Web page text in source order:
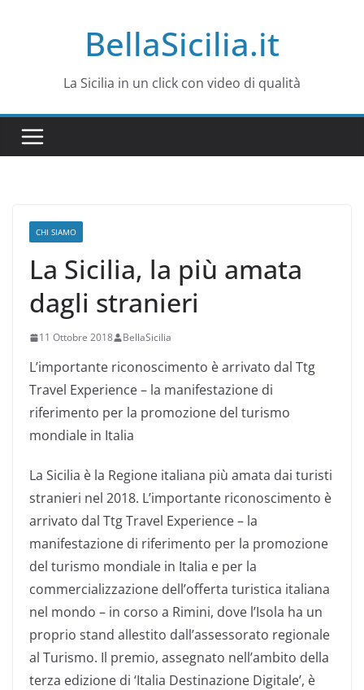
BellaSicilia.it
La Sicilia in un click con video di qualità
CHI SIAMO
La Sicilia, la più amata
dagli stranieri
11 Ottobre 2018 BellaSicilia
L’importante riconoscimento è arrivato dal Ttg
Travel Experience – la manifestazione di
riferimento per la promozione del turismo
mondiale in Italia
La Sicilia è la Regione italiana più amata dai turisti
stranieri nel 2018. L’importante riconoscimento è
arrivato dal Ttg Travel Experience – la
manifestazione di riferimento per la promozione
del turismo mondiale in Italia e per la
commercializzazione dell’offerta turistica italiana
nel mondo – in corso a Rimini, dove l’Isola ha un
proprio stand allestito dall’assessorato regionale
al Turismo. Il premio, assegnato nell’ambito della
terza edizione di ‘Italia Destinazione Digitale’, è